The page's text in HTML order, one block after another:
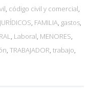
, código civil y comercial,
, FAMILIA, gastos,
, Laboral, MENORES,
, TRABAJADOR, trabajo,